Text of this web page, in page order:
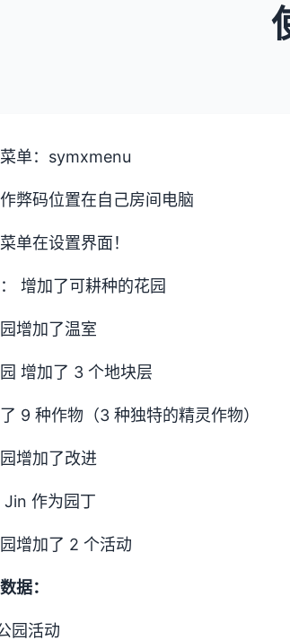
单：symxmenu
弊码位置在自己房间电脑
单在设置界面！
增加了可耕种的花园
增加了温室
增加了 3 个地块层
9 种作物（3 种独特的精灵作物）
增加了改进
Jin 作为园丁
增加了 2 个活动
据：
园活动